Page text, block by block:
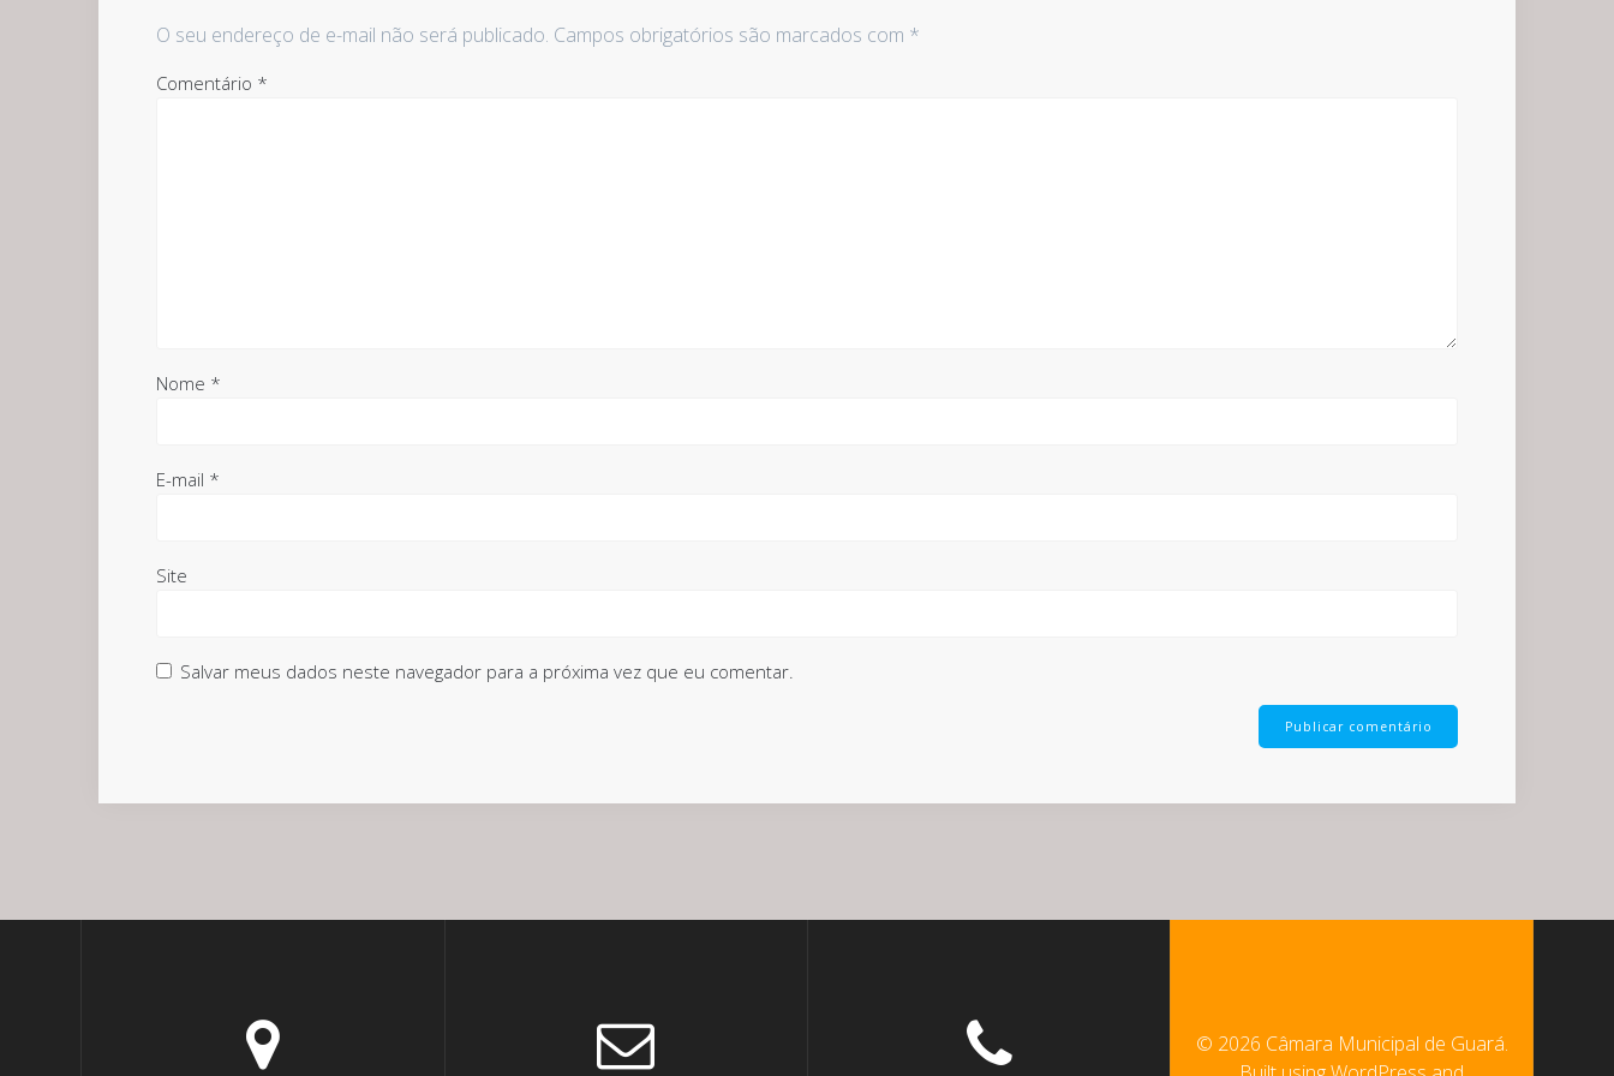
O seu endereço de e-mail não será publicado. Campos obrigatórios são marcados com *
Comentário *
Nome *
E-mail *
Site
Salvar meus dados neste navegador para a próxima vez que eu comentar.
© 2026 Câmara Municipal de Guará.